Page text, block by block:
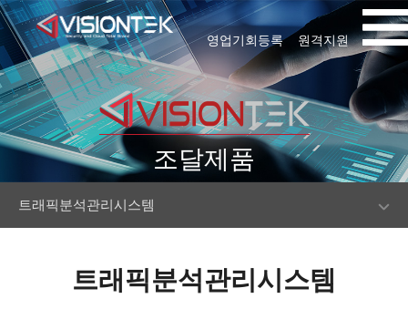
원격지원
영업기회등록
조달제품
트래픽분석관리시스템
트래픽분석관리시스템